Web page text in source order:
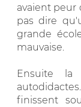
avaient peur
pas dire
grande
mauvaise.
Ensuite
finissent